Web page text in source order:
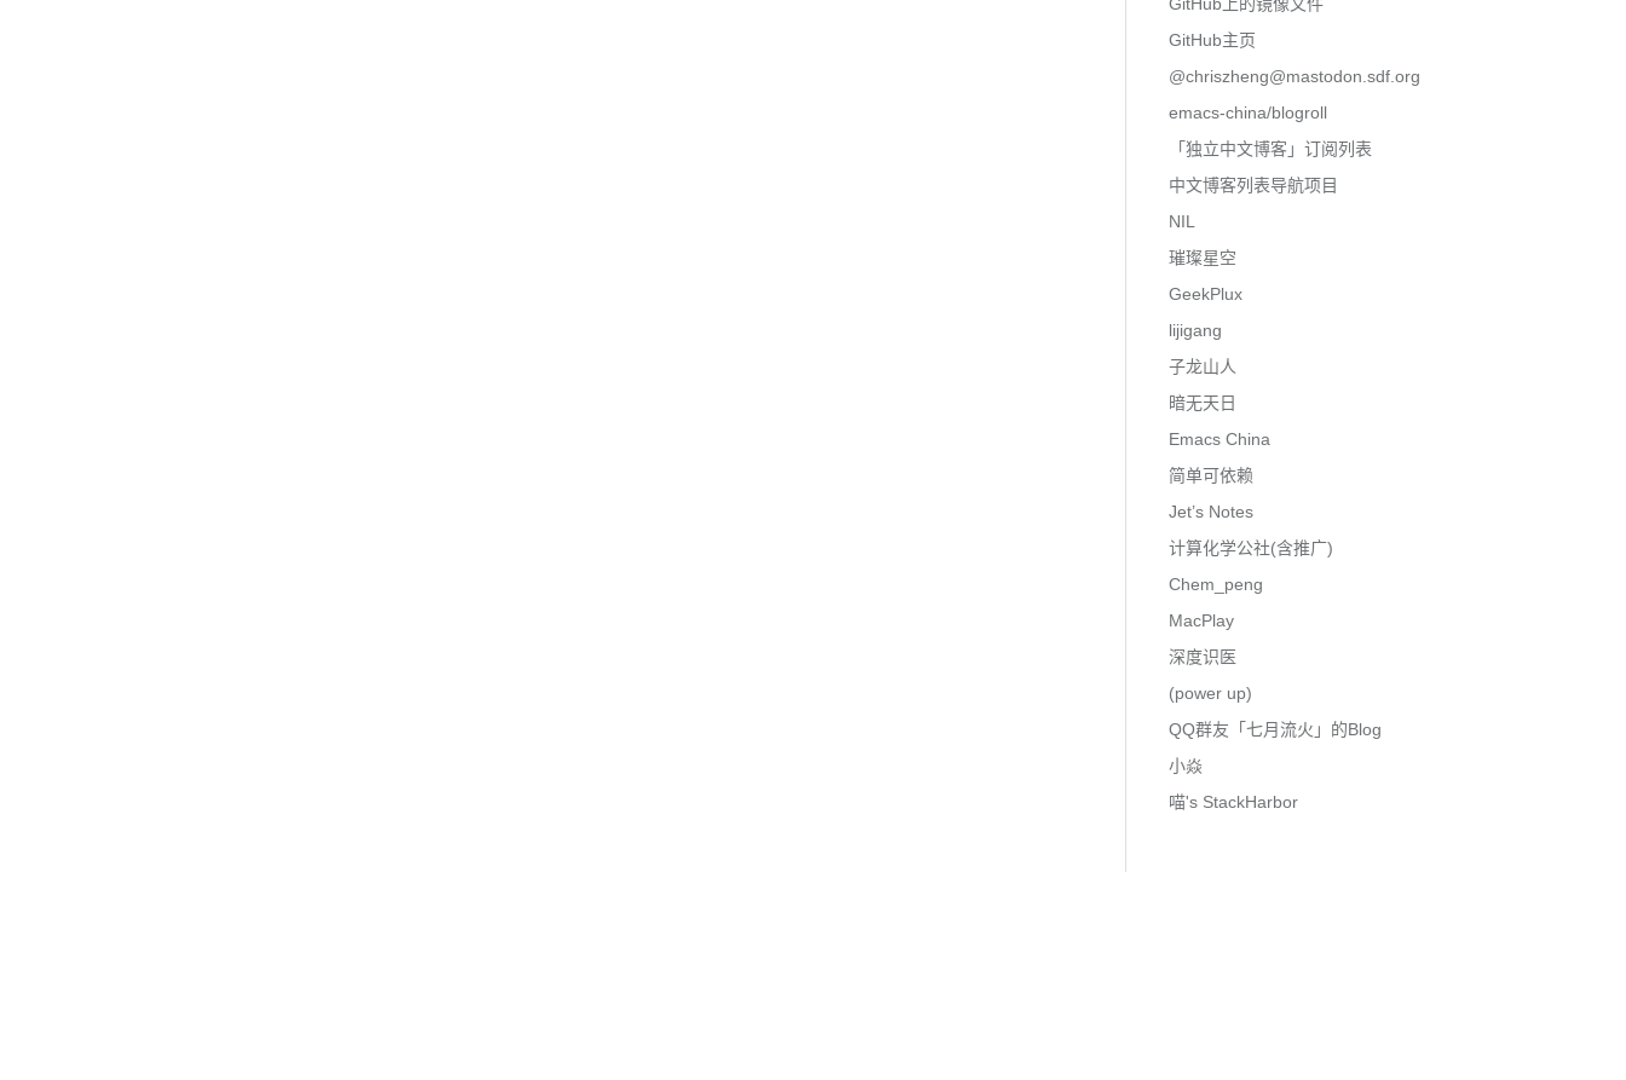
GitHub主页
@chriszheng@mastodon.sdf.org
emacs-china/blogroll
「独立中文博客」订阅列表
中文博客列表导航项目
NIL
璀璨星空
GeekPlux
lijigang
子龙山人
暗无天日
Emacs China
简单可依赖
Jet’s Notes
计算化学公社(含推广)
Chem_peng
MacPlay
深度识医
(power up)
QQ群友「七月流火」的Blog
小焱
喵's StackHarbor